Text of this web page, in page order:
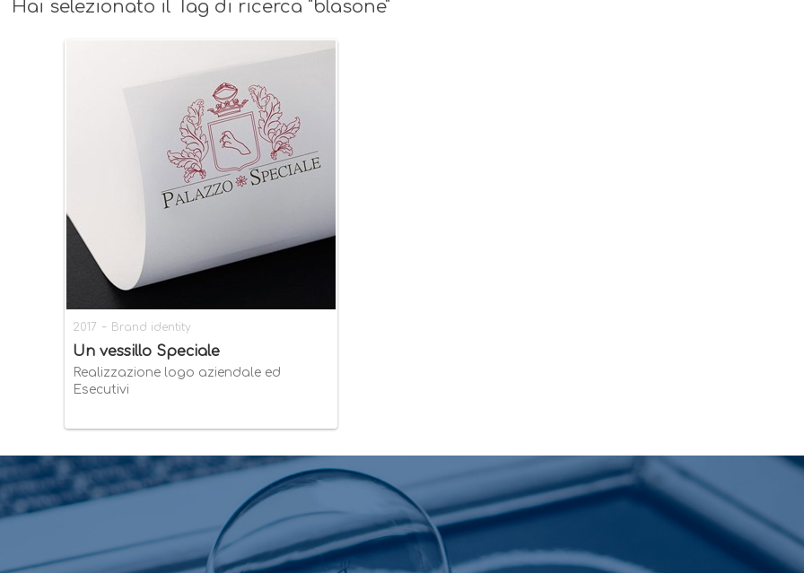
Hai selezionato il Tag di ricerca "blasone"
2017 - Brand identity
Un vessillo Speciale
Realizzazione logo aziendale ed
Esecutivi